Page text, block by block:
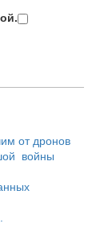
от дронов
войны